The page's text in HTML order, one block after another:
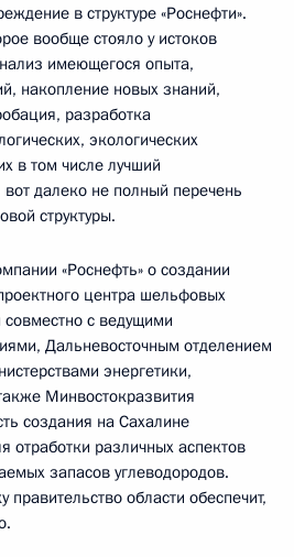
в структуре «Роснефти».
вообще стояло у истоков
имеющегося опыта,
накопление новых знаний,
разработка
экологических
в том числе лучший
далеко не полный перечень
структуры.
«Роснефть» о создании
центра шельфовых
с ведущими
Дальневосточным отделением
энергетики,
Минвостокразвития
создания на Сахалине
отработки различных аспектов
запасов углеводородов.
области обеспечит,